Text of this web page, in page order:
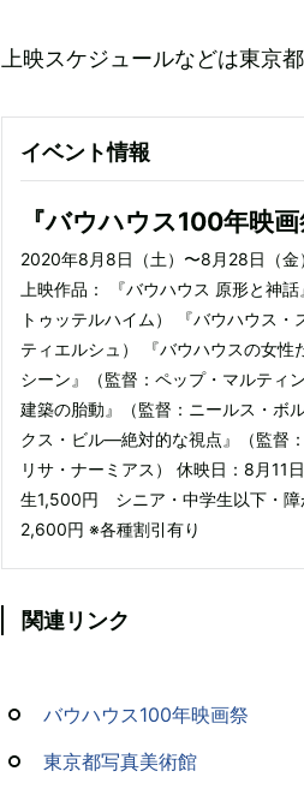
上映スケジュールなどは東京
イベント情報
『バウハウス100年映画
2020年8月8日（土）〜8月28日（
上映作品： 『バウハウス 原形と神
トゥッテルハイム） 『バウハウス
ティエルシュ） 『バウハウスの女性
シーン』（監督：ペップ・マルティ
建築の胎動』（監督：ニールス・ボ
クス・ビル―絶対的な視点』（監督
リサ・ナーミアス） 休映日：8月
生1,500円 シニア・中学生以下・
2,600円 ※各種割引有り
関連リンク
バウハウス100年映画祭
東京都写真美術館